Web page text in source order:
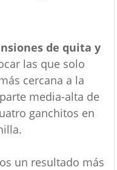
de quita y
las que solo
cercana a la
media-alta de
ganchitos en
un resultado más